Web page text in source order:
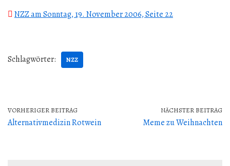
NZZ am Sonntag, 19. November 2006, Seite 22
Schlagwörter: NZZ
VORHERIGER BEITRAG
Alternativmedizin Rotwein
NÄCHSTER BEITRAG
Meme zu Weihnachten